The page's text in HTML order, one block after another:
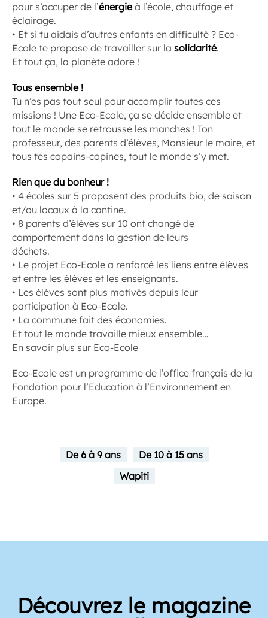
pour s’occuper de l’énergieà l’école, chauffage et
éclairage.
• Et si tu aidais d’autres enfants en difficulté ? Eco-
Ecole te propose de travailler sur la solidarité.
Et tout ça, la planète adore !
Tous ensemble !
Tu n’es pas tout seul pour accomplir toutes ces
missions ! Une Eco-Ecole, ça se décide ensemble et
tout le monde se retrousse les manches ! Ton
professeur, des parents d’élèves, Monsieur le maire, et
tous tes copains-copines, tout le monde s’y met.
Rien que du bonheur !
• 4 écoles sur 5 proposent des produits bio, de saison
et/ou locaux à la cantine.
• 8 parents d’élèves sur 10 ont changé de
comportement dans la gestion de leurs
déchets.
• Le projet Eco-Ecole a renforcé les liens entre élèves
et entre les élèves et les enseignants.
• Les élèves sont plus motivés depuis leur
participation à Eco-Ecole.
• La commune fait des économies.
Et tout le monde travaille mieux ensemble…
En savoir plus sur Eco-Ecole
Eco-Ecole est un programme de l’office français de la
Fondation pour l’Education à l’Environnement en
Europe.
De 6 à 9 ans
De 10 à 15 ans
Wapiti
Découvrez le magazine